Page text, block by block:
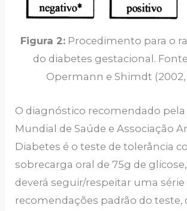
Figura 2:Procedimento para o
do diabetes gestacional.
Opermann e Shimdt (2002,
O diagnóstico recomendado
Mundial de Saúde e Associação
Diabetes é o teste de tolerância
sobrecarga oral de 75g de
deverá seguir/respeitar uma série
recomendações padrão do teste,